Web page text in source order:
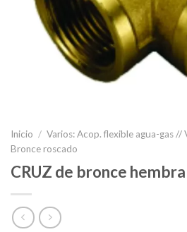
Inicio / Varios: Acop. flexible agua-gas //
Bronce roscado
CRUZ de bronce